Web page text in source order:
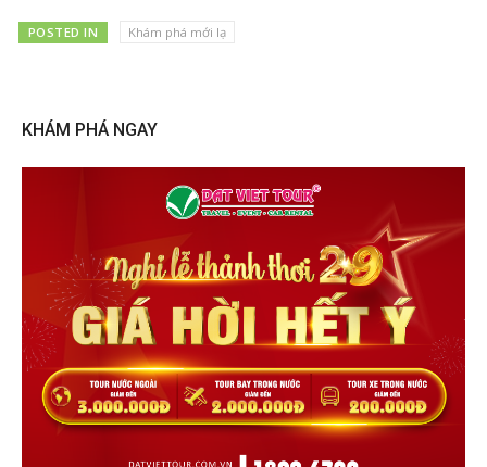
POSTED IN Khám phá mới lạ
KHÁM PHÁ NGAY